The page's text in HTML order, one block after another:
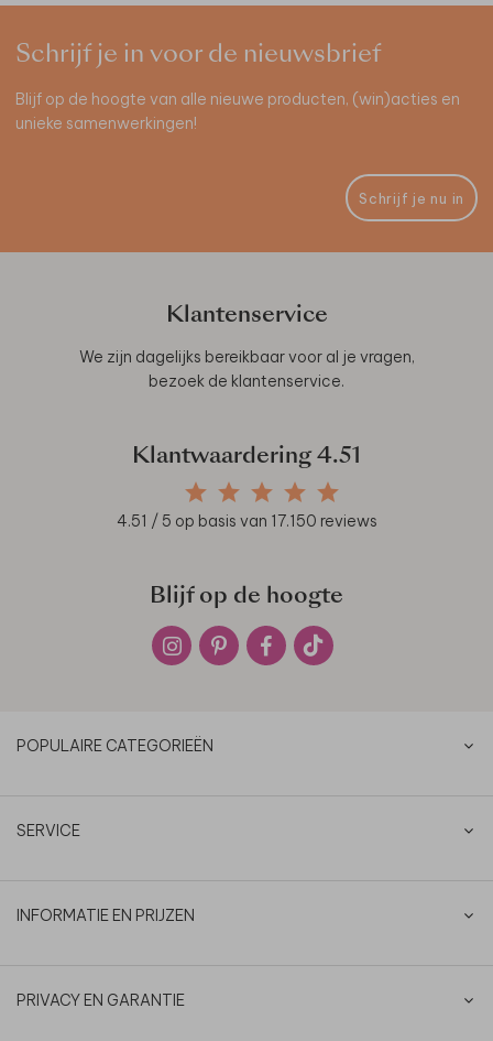
Schrijf je in voor de nieuwsbrief
Blijf op de hoogte van alle nieuwe producten, (win)acties en
unieke samenwerkingen!
Schrijf je nu in
Klantenservice
We zijn dagelijks bereikbaar voor al je vragen,
bezoek de klantenservice.
Klantwaardering 4.51
4.51 / 5 op basis van 17.150 reviews
Blijf op de hoogte
POPULAIRE CATEGORIEËN
SERVICE
INFORMATIE EN PRIJZEN
PRIVACY EN GARANTIE